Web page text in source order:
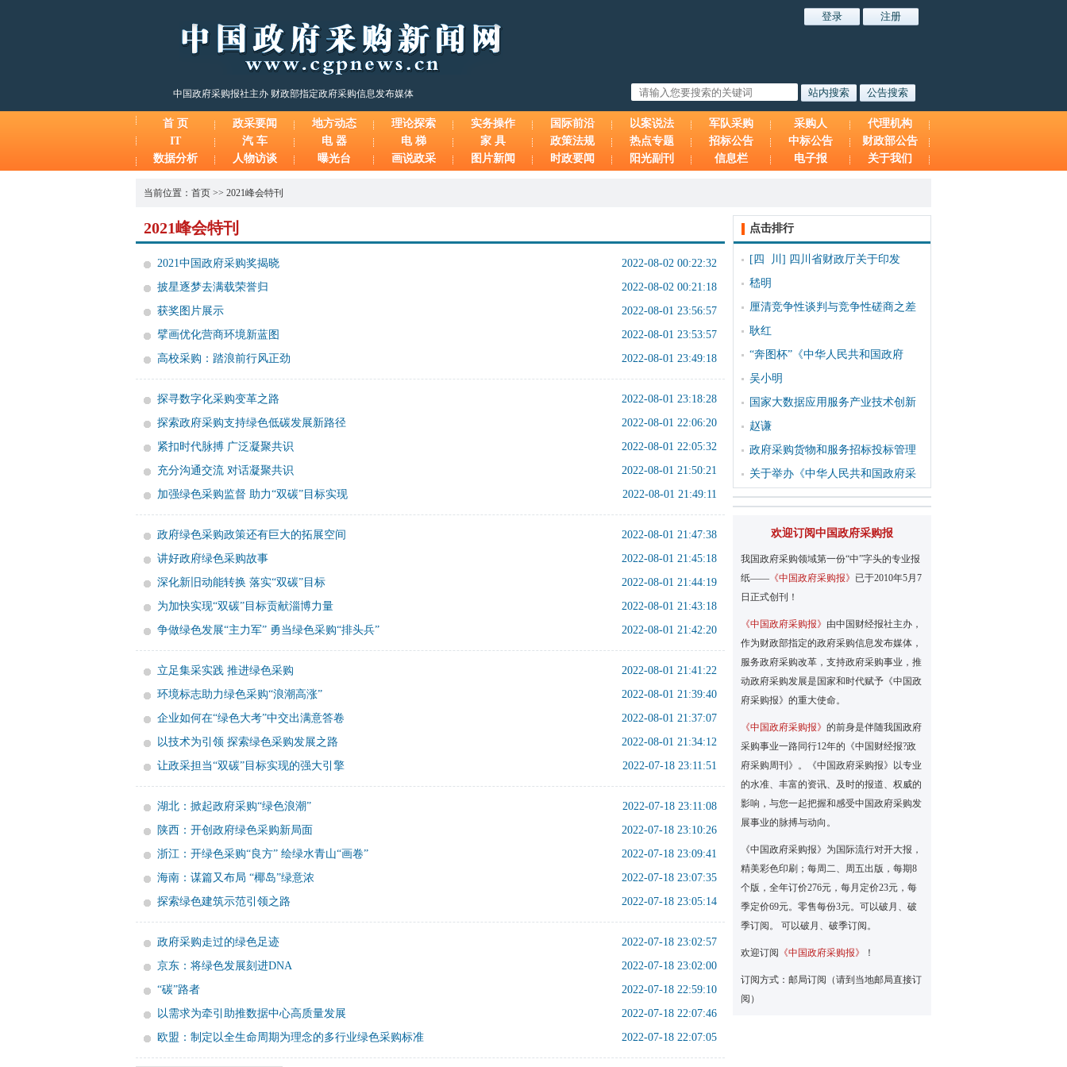
中国政府采购报社主办 财政部指定政府采购信息发布媒体
首 页 政采要闻 地方动态 理论探索 实务操作 国际前沿 以案说法 军队采购 采购人
代理机构
IT
汽 车 电 器 电 梯 家 具 政策法规 热点专题 招标公告 中标公告
财政部公告
数据分析
人物访谈 曝光台 画说政采 图片新闻 时政要闻 阳光副刊 信息栏 电子报 关于我们
当前位置： 首页 >> 2021峰会特刊
2021峰会特刊
2022-08-02 00:22:32
2021中国政府采购奖揭晓
2022-08-02 00:21:18
披星逐梦去满载荣誉归
2022-08-01 23:56:57
获奖图片展示
2022-08-01 23:53:57
擘画优化营商环境新蓝图
2022-08-01 23:49:18
高校采购：踏浪前行风正劲
2022-08-01 23:18:28
探寻数字化采购变革之路
2022-08-01 22:06:20
探索政府采购支持绿色低碳发展新路径
2022-08-01 22:05:32
紧扣时代脉搏 广泛凝聚共识
2022-08-01 21:50:21
充分沟通交流 对话凝聚共识
2022-08-01 21:49:11
加强绿色采购监督 助力“双碳”目标实现
2022-08-01 21:47:38
政府绿色采购政策还有巨大的拓展空间
2022-08-01 21:45:18
讲好政府绿色采购故事
2022-08-01 21:44:19
深化新旧动能转换 落实“双碳”目标
2022-08-01 21:43:18
为加快实现“双碳”目标贡献淄博力量
2022-08-01 21:42:20
争做绿色发展“主力军” 勇当绿色采购“排头兵”
2022-08-01 21:41:22
立足集采实践 推进绿色采购
2022-08-01 21:39:40
环境标志助力绿色采购“浪潮高涨”
2022-08-01 21:37:07
企业如何在“绿色大考”中交出满意答卷
2022-08-01 21:34:12
以技术为引领 探索绿色采购发展之路
2022-07-18 23:11:51
让政采担当“双碳”目标实现的强大引擎
2022-07-18 23:11:08
湖北：掀起政府采购“绿色浪潮”
2022-07-18 23:10:26
陕西：开创政府绿色采购新局面
2022-07-18 23:09:41
浙江：开绿色采购“良方” 绘绿水青山“画卷”
2022-07-18 23:07:35
海南：谋篇又布局 “椰岛”绿意浓
2022-07-18 23:05:14
探索绿色建筑示范引领之路
2022-07-18 23:02:57
政府采购走过的绿色足迹
2022-07-18 23:02:00
京东：将绿色发展刻进DNA
2022-07-18 22:59:10
“碳”路者
2022-07-18 22:07:46
以需求为牵引助推数据中心高质量发展
2022-07-18 22:07:05
欧盟：制定以全生命周期为理念的多行业绿色采购标准
点击排行
[四 川] 四川省财政厅关于印发
嵇明
厘清竞争性谈判与竞争性磋商之差
耿红
“奔图杯”《中华人民共和国政府
吴小明
国家大数据应用服务产业技术创新
赵谦
政府采购货物和服务招标投标管理
关于举办《中华人民共和国政府采
欢迎订阅中国政府采购报
我国政府采购领域第一份“中”字头的专业报
纸—— 《中国政府采购报》 已于2010年5月7
日正式创刊！
《中国政府采购报》 由中国财经报社主办，
作为财政部指定的政府采购信息发布媒体，
服务政府采购改革，支持政府采购事业，推
动政府采购发展是国家和时代赋予《中国政
府采购报》的重大使命。
《中国政府采购报》 的前身是伴随我国政府
采购事业一路同行12年的《中国财经报?政
府采购周刊》。《中国政府采购报》以专业
的水准、丰富的资讯、及时的报道、权威的
影响，与您一起把握和感受中国政府采购发
展事业的脉搏与动向。
《中国政府采购报》为国际流行对开大报，
精美彩色印刷；每周二、周五出版，每期8
个版，全年订价276元，每月定价23元，每
季定价69元。零售每份3元。可以破月、破
季订阅。 可以破月、破季订阅。
欢迎订阅 《中国政府采购报》 ！
订阅方式：邮局订阅（请到当地邮局直接订
阅）